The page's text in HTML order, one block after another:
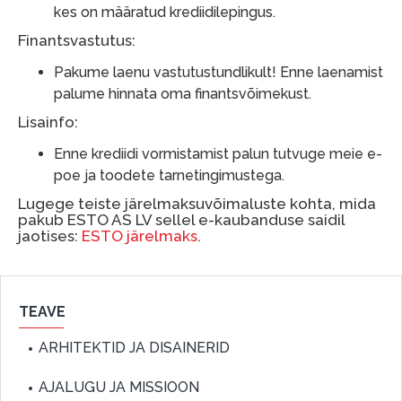
kes on määratud krediidilepingus.
Finantsvastutus:
Pakume laenu vastutustundlikult! Enne laenamist
palume hinnata oma finantsvõimekust.
Lisainfo:
Enne krediidi vormistamist palun tutvuge meie e-
poe ja toodete tarnetingimustega.
Lugege teiste järelmaksuvõimaluste kohta, mida
pakub ESTO AS LV sellel e-kaubanduse saidil
jaotises: ESTO järelmaks.
TEAVE
ARHITEKTID JA DISAINERID
AJALUGU JA MISSIOON